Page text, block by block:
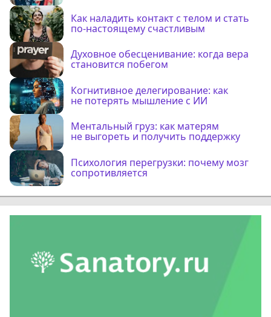
Как наладить контакт с телом и стать
по-настоящему счастливым
Духовное обесценивание: когда вера
становится побегом
Когнитивное делегирование: как
не потерять мышление с ИИ
Ментальный груз: как матерям
не выгореть и получить поддержку
Психология перегрузки: почему мозг
сопротивляется